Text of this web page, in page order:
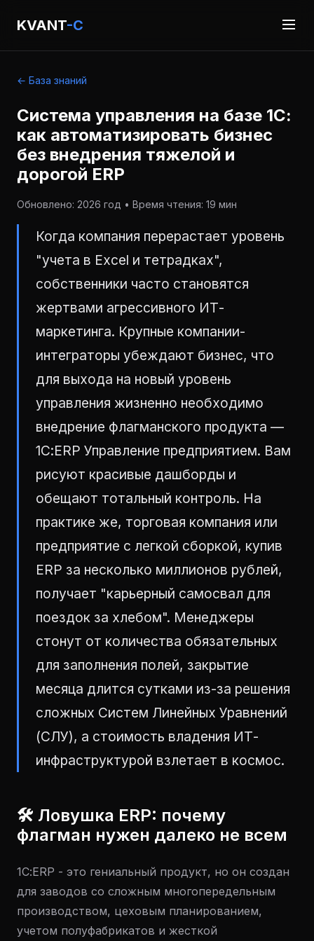
KVANT-C
← База знаний
Система управления на базе 1С:
как автоматизировать бизнес
без внедрения тяжелой и
дорогой ERP
Обновлено: 2026 год • Время чтения: 19 мин
Когда компания перерастает уровень
"учета в Excel и тетрадках",
собственники часто становятся
жертвами агрессивного ИТ-
маркетинга. Крупные компании-
интеграторы убеждают бизнес, что
для выхода на новый уровень
управления жизненно необходимо
внедрение флагманского продукта —
1С:ERP Управление предприятием. Вам
рисуют красивые дашборды и
обещают тотальный контроль. На
практике же, торговая компания или
предприятие с легкой сборкой, купив
ERP за несколько миллионов рублей,
получает "карьерный самосвал для
поездок за хлебом". Менеджеры
стонут от количества обязательных
для заполнения полей, закрытие
месяца длится сутками из-за решения
сложных Систем Линейных Уравнений
(СЛУ), а стоимость владения ИТ-
инфраструктурой взлетает в космос.
🛠 Ловушка ERP: почему
флагман нужен далеко не всем
1С:ERP - это гениальный продукт, но он создан
для заводов со сложным многопередельным
производством, цеховым планированием,
учетом полуфабрикатов и жесткой